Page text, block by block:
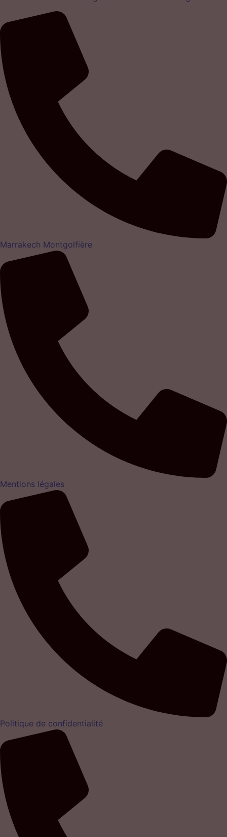
Marrakech Montgolfière
Mentions légales
Politique de confidentialité